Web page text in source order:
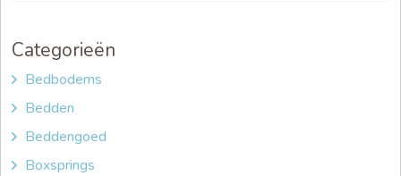
Categorieën
Bedbodems
Bedden
Beddengoed
Boxsprings